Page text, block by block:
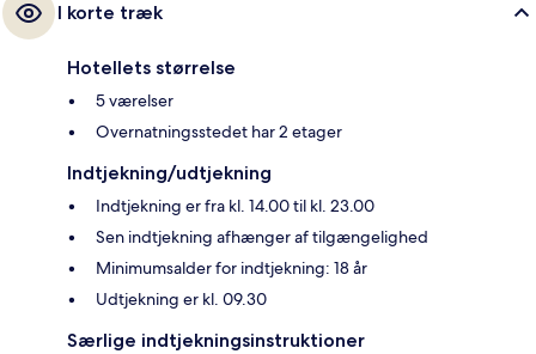
I korte træk
Hotellets størrelse
5 værelser
Overnatningsstedet har 2 etager
Indtjekning/udtjekning
Indtjekning er fra kl. 14.00 til kl. 23.00
Sen indtjekning afhænger af tilgængelighed
Minimumsalder for indtjekning: 18 år
Udtjekning er kl. 09.30
Særlige indtjekningsinstruktioner